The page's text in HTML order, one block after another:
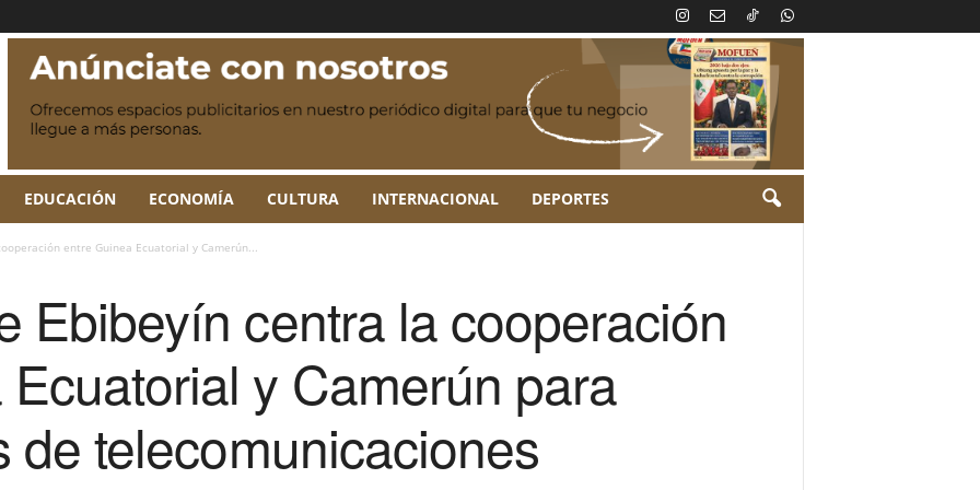
EDUCACIÓN ECONOMÍA CULTURA INTERNACIONAL DEPORTES
entre Guinea Ecuatorial y Camerún...
Ebibeyín centra la cooperación
y Camerún para
de telecomunicaciones